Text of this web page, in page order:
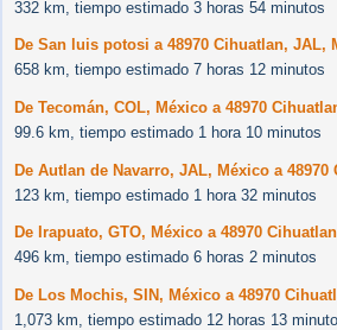
332 km, tiempo estimado 3 horas 54 minutos
De San luis potosi a 48970 Cihuatlan, JAL,
658 km, tiempo estimado 7 horas 12 minutos
De Tecomán, COL, México a 48970
99.6 km, tiempo estimado 1 hora 10 minutos
De Autlan de Navarro, JAL, México a
123 km, tiempo estimado 1 hora 32 minutos
De Irapuato, GTO, México a 48970
496 km, tiempo estimado 6 horas 2 minutos
De Los Mochis, SIN, México a 48970
1,073 km, tiempo estimado 12 horas 13